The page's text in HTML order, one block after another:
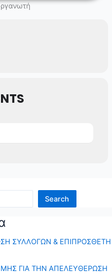
Search
ΣΥΛΛΟΓΩΝ & ΕΠΙΠΡΟΣΘΕΤΗ
ΓΙΑ ΤΗΝ ΑΠΕΛΕΥΘΕΡΩΣΗ